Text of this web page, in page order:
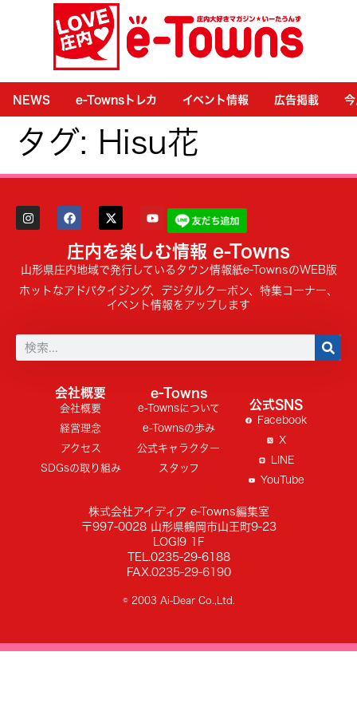
NEWS e-Townsトレカ イベント情報 広告掲載
タグ: Hisu花
庄内を楽しむ情報 e-Towns
山形県庄内地域で発行しているタウン情報紙e-TownsのWEB版
ホットなアドバタイジング、デジタルクーポン、特集コーナー、
イベント情報をアップします
会社概要
会社概要
経営理念
アクセス
SDGsの取り組み
e-Towns
e-Townsについて
e-Townsの歩み
公式キャラクター
スタッフ
公式SNS
Facebook
X
LINE
YouTube
株式会社アイディア e-Towns編集室
〒997-0028 山形県鶴岡市山王町9-23
LOGI9 1F
TEL.0235-29-6188
FAX.0235-29-6190
© 2003 Ai-Dear Co.,Ltd.